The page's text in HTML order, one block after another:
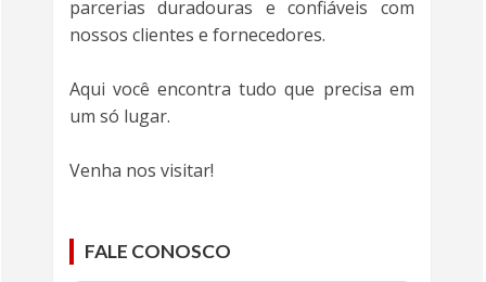
parcerias duradouras e confiáveis com
nossos clientes e fornecedores.
Aqui você encontra tudo que precisa em
um só lugar.
Venha nos visitar!
FALE CONOSCO